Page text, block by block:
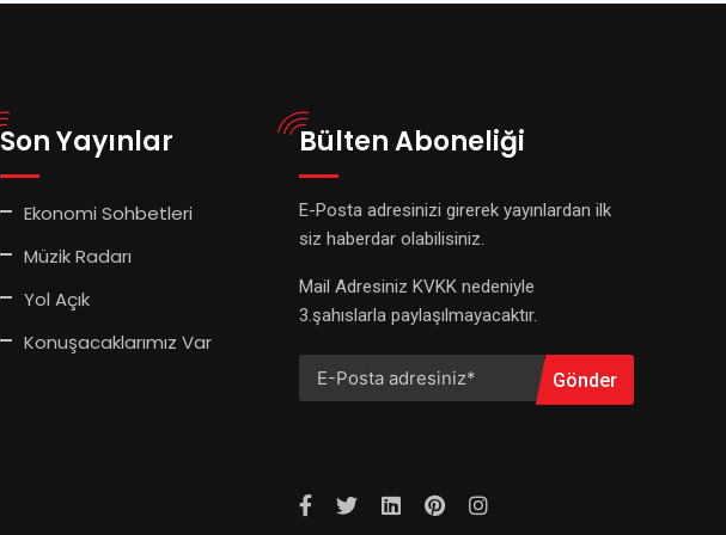
Son Yayınlar
Ekonomi Sohbetleri
Müzik Radarı
Yol Açık
Konuşacaklarımız Var
Bülten Aboneliği
E-Posta adresinizi girerek yayınlardan ilk
siz haberdar olabilisiniz.
Mail Adresiniz KVKK nedeniyle
3.şahıslarla paylaşılmayacaktır.
Gönder